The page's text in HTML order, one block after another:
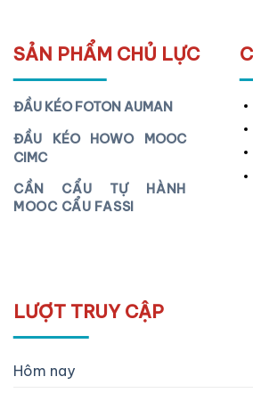
SẢN PHẨM CHỦ LỰC
ĐẦU KÉO FOTON AUMAN
ĐẦU KÉO HOWO MOOC
CIMC
CẦN CẨU TỰ HÀNH
MOOC CẨU FASSI
LƯỢT TRUY CẬP
Hôm nay